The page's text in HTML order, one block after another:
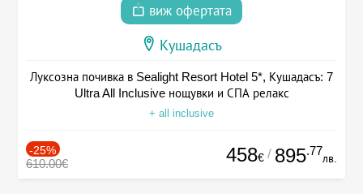
виж офертата
Кушадасъ
Луксозна почивка в Sealight Resort Hotel 5*, Кушадасъ: 7
Ultra All Inclusive нощувки и СПА релакс
+ all inclusive
-25%
610.00€ 458€ / 895.77
лв.